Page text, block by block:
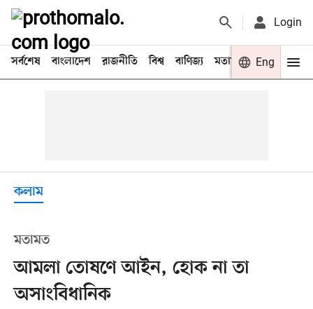
Login
সর্বশেষ বাংলাদেশ রাজনীতি বিশ্ব বাণিজ্য মতামত খেলা
Eng
কলাম
মতামত
আমলা তোষণে আইন, হোক না তা
অসাংবিধানিক